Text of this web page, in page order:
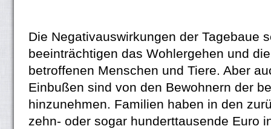
Die Negativauswirkungen der Tagebaue
beeinträchtigen das Wohlergehen und
betroffenen Menschen und Tiere. Aber
Einbußen sind von den Bewohnern der
hinzunehmen. Familien haben in den
zehn- oder sogar hunderttausende Euro